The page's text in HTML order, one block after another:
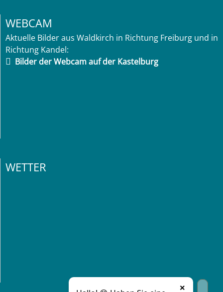
WEBCAM
Aktuelle Bilder aus Waldkirch in Richtung Freiburg und in
Richtung Kandel:
Bilder der Webcam auf der Kastelburg
WETTER
×